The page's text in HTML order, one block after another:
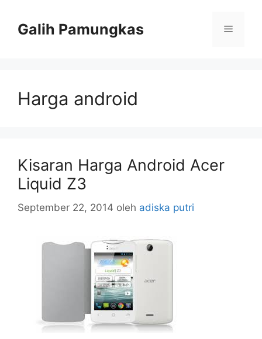
Galih Pamungkas Menu
Harga android
Kisaran Harga Android Acer
Liquid Z3
September 22, 2014 oleh adiska putri